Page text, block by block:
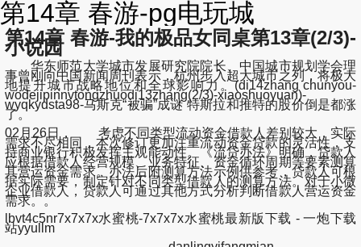
第14章 春游-pg电玩城
第14章 春游-我的极品女同桌第13章(2/3)-
小说园
华东师范大学城市发展研究院院长、中国城市规划学会理
事曾刚向中国新闻周刊表示，杭州步入超大城市之列，将极大
地提升城市战略地位和全球影响力。(di14zhang chunyou-
wodejipinnvtongzhuodi13zhang(2/3)-xiaoshuoyuan)-
wyqkydsta98-马斯克“被骗”成谜 特斯拉和推特的股价倒是都涨
了。
02月26日， 考虑不同类型流动资金借款人差别较大，实际
需求不尽相同，本次修订更加注重流动资金贷款的灵活性，支
持商业银行积极发挥主观能动性。《流贷办法》明确，贷款人
应根据借款人经营规模、业务特征、资金循环周期等要素测算
其营运资金需求。办法后附测算方法示例供参考，贷款人可根
据实际需要，制定针对不同类型借款人的测算方法。对于小微
企业借款人，贷款人可通过其他方式分析判断借款人营运资金
需求。。
lbvt4c5nr7x7x7x水蜜桃-7x7x7x水蜜桃最新版下载 - 一炮下载
站yyullm